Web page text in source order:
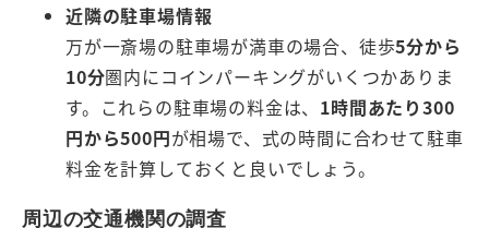
近隣の駐車場情報
万が一斎場の駐車場が満車の場合、徒歩5分から
10分圏内にコインパーキングがいくつかありま
す。これらの駐車場の料金は、 1時間あたり300
円から500円が相場で、式の時間に合わせて駐車
料金を計算しておくと良いでしょう。
周辺の交通機関の調査